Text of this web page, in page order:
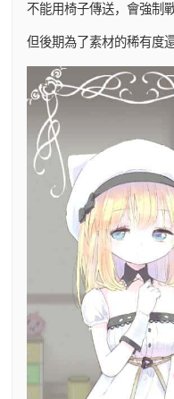
不能用椅子傳送，會強制
但後期為了素材的稀有度